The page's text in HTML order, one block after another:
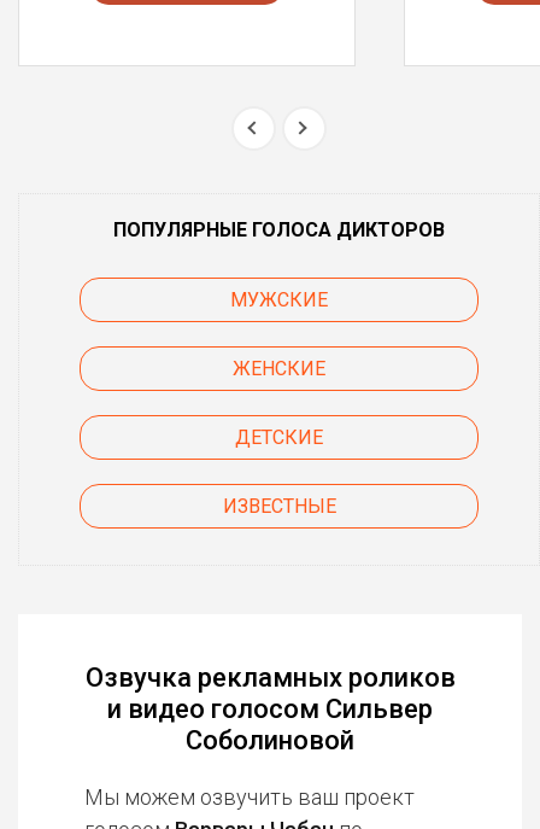
ПОПУЛЯРНЫЕ ГОЛОСА ДИКТОРОВ
МУЖСКИЕ
ЖЕНСКИЕ
ДЕТСКИЕ
ИЗВЕСТНЫЕ
Озвучка рекламных роликов
и видео голосом Сильвер
Соболиновой
Мы можем озвучить ваш проект